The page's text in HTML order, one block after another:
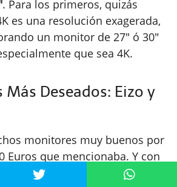
. Para los primeros, quizás
es una resolución exagerada,
un monitor de 27" ó 30"
que sea 4K.
Deseados: Eizo y
monitores muy buenos por
Euros que mencionaba. Y con
sí, pero